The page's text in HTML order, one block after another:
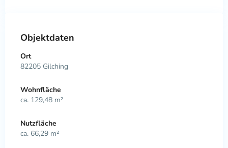
Objektdaten
Ort
82205 Gilching
Wohnfläche
ca. 129,48 m²
Nutzfläche
ca. 66,29 m²